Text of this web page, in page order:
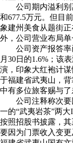
公司期内溢利别离
和677.5万元。但目
象建州美食从题街
外，公司营业布局单
公司资产报答率已
月30日的1.6%；该
演，印象大红袍计
于福建省武夷山，
中有多位旅客赐与了
公司注释称次要
一的“武夷岩茶”两大
按照招股书披露，
要因为门票收入变